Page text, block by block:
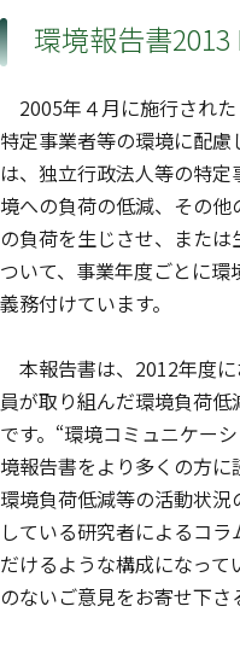
環境報告書2013
2005年４月に施行され
特定事業者等の環境に配慮
は、独立行政法人等の特
境への負荷の低減、その
の負荷を生じさせ、また
ついて、事業年度ごとに
義務付けています。
本報告書は、2012年度
員が取り組んだ環境負荷
です。“環境コミュニケー
境報告書をより多くの方
環境負荷低減等の活動状
している研究者によるコ
だけるような構成になっ
のないご意見をお寄せ下さ